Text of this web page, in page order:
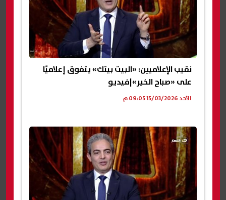
نقيب الإعلاميين: «البيت بيتك» يتفوق إعلاميًا
على «صباح الخير»|فيديو
الأحد 15/03/2026 09:05 م